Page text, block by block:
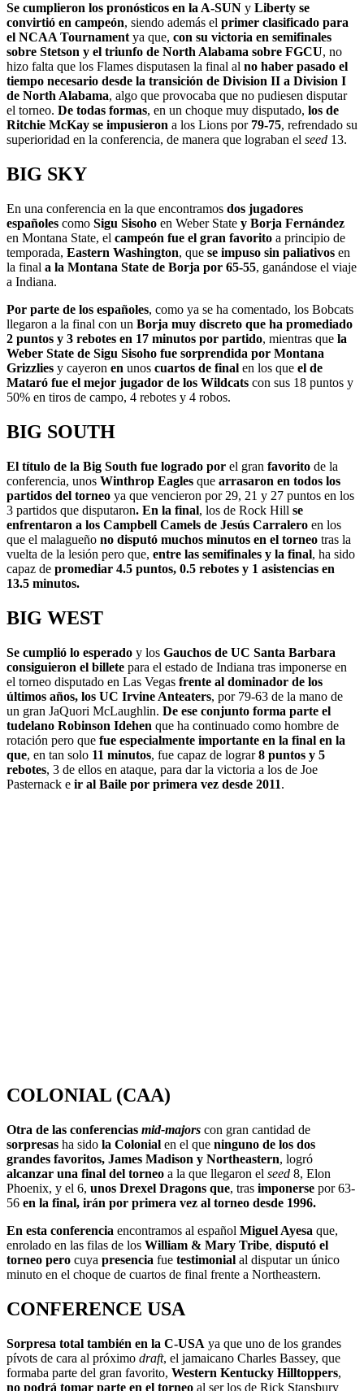
Se cumplieron los pronósticos en la A-SUN y Liberty se
convirtió en campeón, siendo además el primer clasificado para
el NCAA Tournamentya que, con su victoria en semifinales
sobre Stetson y el triunfo de North Alabama sobre FGCU, no
hizo falta que los Flames disputasen la final al no haber pasado el
tiempo necesario desde la transición de Division II a Division I
de North Alabama, algo que provocaba que no pudiesen disputar
el torneo. De todas formas, en un choque muy disputado, los de
Ritchie McKay se impusieron a los Lions por 79-75, refrendado su
superioridad en la conferencia, de manera que lograban el seed 13.
BIG SKY
En una conferencia en la que encontramos dos jugadores
españoles como Sigu Sisoho en Weber State y Borja Fernández
en Montana State, el campeón fue el gran favorito a principio de
temporada, Eastern Washington, que se impuso sin paliativos en
la final a la Montana State de Borja por 65-55, ganándose el viaje
a Indiana.
Por parte de los españoles, como ya se ha comentado, los Bobcats
llegaron a la final con un Borja muy discreto que ha promediado
2 puntos y 3 rebotes en 17 minutos por partido, mientras que la
Weber State de Sigu Sisoho fue sorprendida por Montana
Grizzlies y cayeron en unos cuartos de final en los que el de
Mataró fue el mejor jugador de los Wildcats con sus 18 puntos y
50% en tiros de campo, 4 rebotes y 4 robos.
BIG SOUTH
El título de la Big South fue logrado por el gran favorito de la
conferencia, unos Winthrop Eagles que arrasaron en todos los
partidos del torneo ya que vencieron por 29, 21 y 27 puntos en los
3 partidos que disputaron. En la final, los de Rock Hill se
enfrentaron a los Campbell Camels de Jesús Carralero en los
que el malagueño no disputó muchos minutos en el torneo tras la
vuelta de la lesión pero que, entre las semifinales y la final, ha sido
capaz de promediar 4.5 puntos, 0.5 rebotes y 1 asistencias en
13.5 minutos.
BIG WEST
Se cumplió lo esperado y los Gauchos de UC Santa Barbara
consiguieron el billete para el estado de Indiana tras imponerse en
el torneo disputado en Las Vegas frente al dominador de los
últimos años, los UC Irvine Anteaters, por 79-63 de la mano de
un gran JaQuori McLaughlin. De ese conjunto forma parte el
tudelano Robinson Idehen que ha continuado como hombre de
rotación pero que fue especialmente importante en la final en la
que, en tan solo 11 minutos, fue capaz de lograr8 puntos y 5
rebotes, 3 de ellos en ataque, para dar la victoria a los de Joe
Pasternack e ir al Baile por primera vez desde 2011.
COLONIAL (CAA)
Otra de las conferencias mid-majors con gran cantidad de
sorpresas ha sido la Colonial en el que ninguno de los dos
grandes favoritos, James Madison y Northeastern, logró
alcanzar una final del torneo a la que llegaron el seed 8, Elon
Phoenix, y el 6, unos Drexel Dragons que, tras imponerse por 63-
56 en la final, irán por primera vez al torneo desde 1996.
En esta conferencia encontramos al español Miguel Ayesa que,
enrolado en las filas de los William & Mary Tribe, disputó el
torneo pero cuya presencia fue testimonial al disputar un único
minuto en el choque de cuartos de final frente a Northeastern.
CONFERENCE USA
Sorpresa total también en la C-USA ya que uno de los grandes
pívots de cara al próximo draft, el jamaicano Charles Bassey, que
formaba parte del gran favorito, Western Kentucky Hilltoppers,
no podrá tomar parte en el torneo al ser los de Rick Stansbury